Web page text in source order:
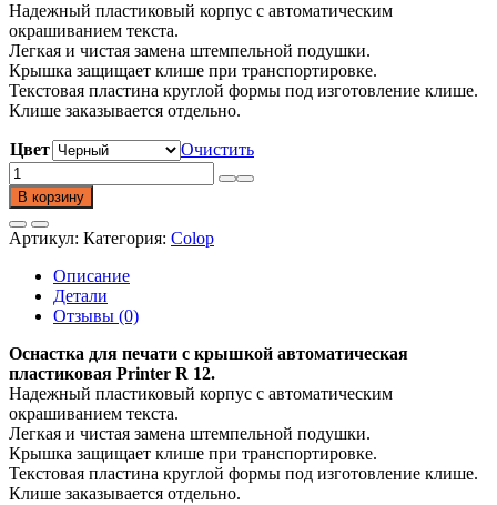
Надежный пластиковый корпус с автоматическим
окрашиванием текста.
Легкая и чистая замена штемпельной подушки.
Крышка защищает клише при транспортировке.
Текстовая пластина круглой формы под изготовление клише.
Клише заказывается отдельно.
Цвет
Очистить
Количество
товара
Оснастка
для
печати
Printer
Диаметр
12
мм
В корзину
Артикул: Категория: Colop
Описание
Детали
Отзывы (0)
Оснастка для печати с крышкой автоматическая
пластиковая Printer R 12.
Надежный пластиковый корпус с автоматическим
окрашиванием текста.
Легкая и чистая замена штемпельной подушки.
Крышка защищает клише при транспортировке.
Текстовая пластина круглой формы под изготовление клише.
Клише заказывается отдельно.